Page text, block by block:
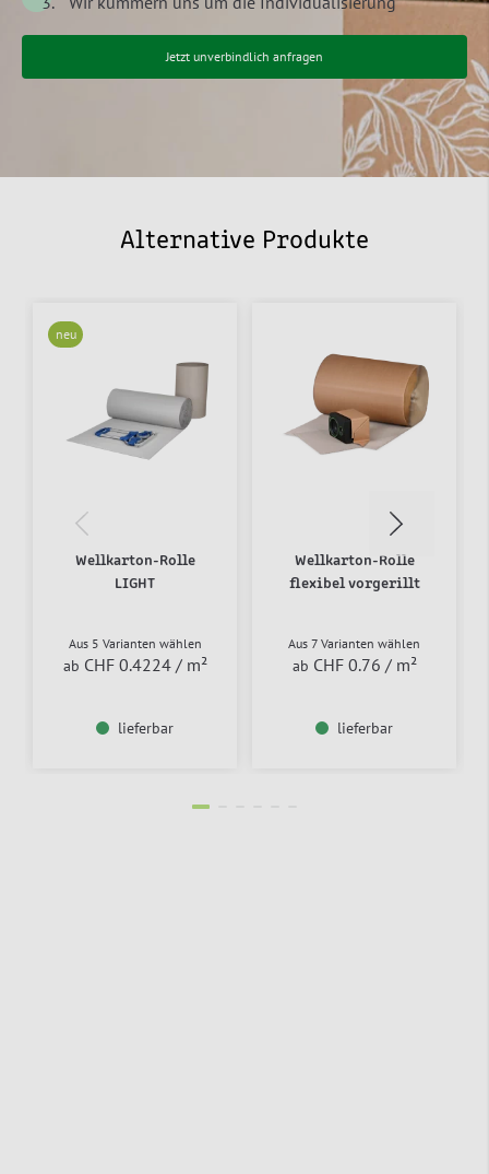
Jetzt unverbindlich anfragen
Alternative Produkte
neu
​​​​​​​Wellkarton-Rolle
LIGHT
Aus 5 Varianten wählen
ab CHF 0.4224 / m²
lieferbar
Wellkarton-Rolle
flexibel vorgerillt
Aus 7 Varianten wählen
ab CHF 0.76 / m²
lieferbar